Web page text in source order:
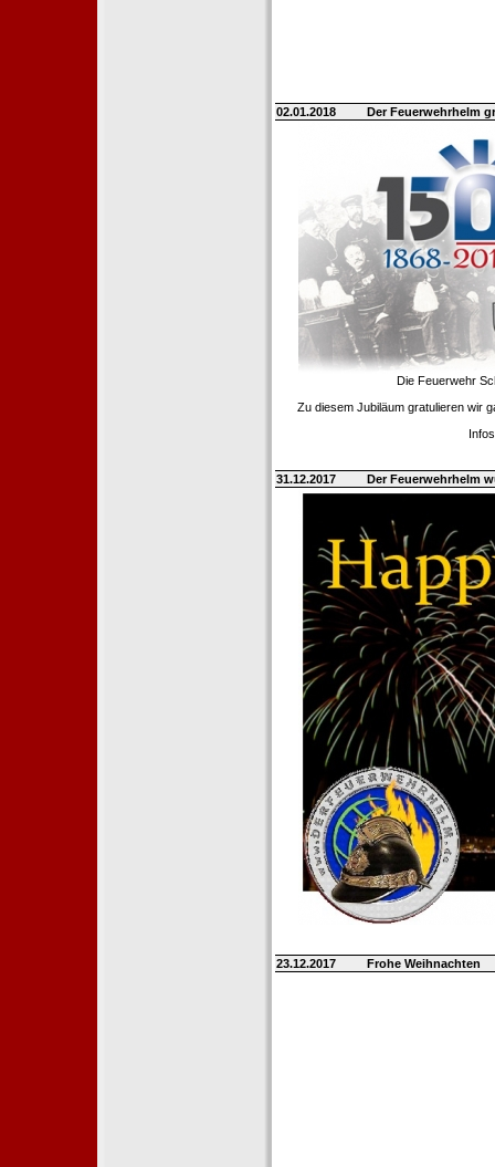
02.01.2018 Der Feuerwehrhelm
Die Feuerwehr
Zu diesem Jubiläum gratulieren wir
31.12.2017 Der Feuerwehrhelm
23.12.2017 Frohe Weihnachten